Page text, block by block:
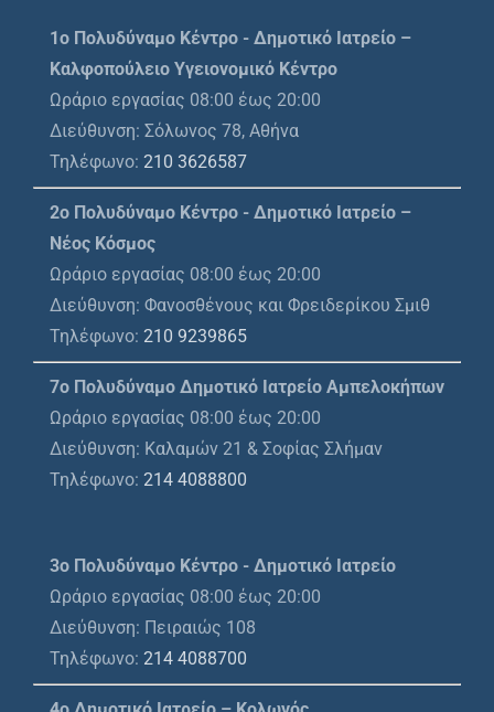
1o Πολυδύναμο Κέντρο - Δημοτικό Ιατρείο –
Καλφοπούλειο Υγειονομικό Κέντρο
Ωράριο εργασίας 08:00 έως 20:00
Διεύθυνση: Σόλωνος 78, Αθήνα
Τηλέφωνο: 210 3626587
2ο Πολυδύναμο Κέντρο - Δημοτικό Ιατρείο –
Νέος Κόσμος
Ωράριο εργασίας 08:00 έως 20:00
Διεύθυνση: Φανοσθένους και Φρειδερίκου Σμιθ
Τηλέφωνο: 210 9239865
7ο Πολυδύναμο Δημοτικό Ιατρείο Αμπελοκήπων
Ωράριο εργασίας 08:00 έως 20:00
Διεύθυνση: Καλαμών 21 & Σοφίας Σλήμαν
Τηλέφωνο: 214 4088800
3ο Πολυδύναμο Κέντρο - Δημοτικό Ιατρείο
Ωράριο εργασίας 08:00 έως 20:00
Διεύθυνση: Πειραιώς 108
Τηλέφωνο: 214 4088700